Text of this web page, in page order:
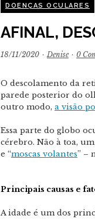
DOENÇAS OCULARES
AFINAL,
18/11/2020 · Denise · 0
O descolamento da
parede posterior do
outro modo, a visão
Essa parte do globo
cérebro. Não à toa,
e “moscas volantes” –
Principais causas e
A idade é um dos